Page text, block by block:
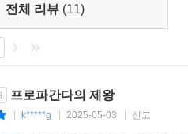
대중의 시대에 거리는 “현대 정
자는 국가를 정복한다.”라고
즘과 볼셰비즘을 형성한 것은
는 매력은 많은 사람들에게 “
에서) 괴벨스가 연설 말미에 이
전을 원하는가? 그대들은 필요
물었을 때, 체육궁전은 통제
려들어 갔다. - 784쪽
전체 리뷰 (11)
프로파간다의 제왕
k*****g 2025-05-03 신고